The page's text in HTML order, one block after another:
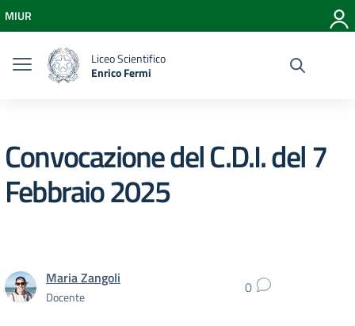
Vai al menu di navigazione
Vai al footer
MIUR
Liceo Scientifico
Enrico Fermi
Convocazione del C.D.I. del 7
Febbraio 2025
Maria Zangoli
Docente 0